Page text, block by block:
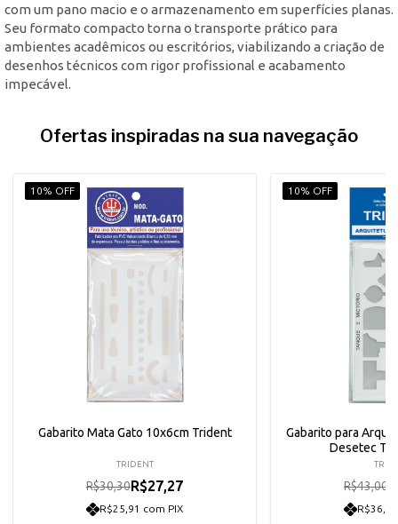
com um pano macio e o armazenamento em superfícies planas.
Seu formato compacto torna o transporte prático para
ambientes acadêmicos ou escritórios, viabilizando a criação de
desenhos técnicos com rigor profissional e acabamento
impecável.
Ofertas inspiradas na sua navegação
10% OFF
Gabarito Mata Gato 10x6cm Trident
TRIDENT
R$30,30R$27,27
R$25,91 com PIX
10% OFF
Gabarito para
Desetec
R$43,00